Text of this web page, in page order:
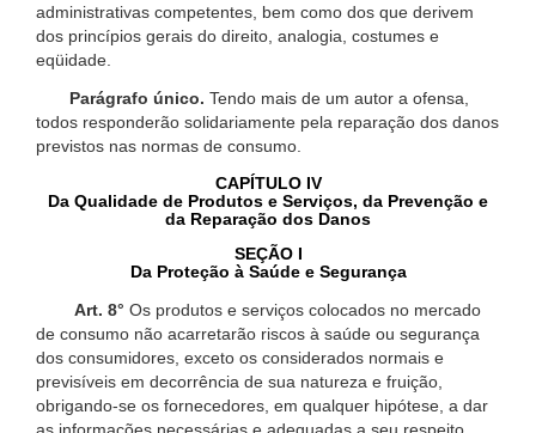
administrativas competentes, bem como dos que derivem
dos princípios gerais do direito, analogia, costumes e
eqüidade.
Parágrafo único. Tendo mais de um autor a ofensa,
todos responderão solidariamente pela reparação dos danos
previstos nas normas de consumo.
CAPÍTULO IV
Da Qualidade de Produtos e Serviços, da Prevenção e
da Reparação dos Danos
SEÇÃO I
Da Proteção à Saúde e Segurança
Art. 8° Os produtos e serviços colocados no mercado
de consumo não acarretarão riscos à saúde ou segurança
dos consumidores, exceto os considerados normais e
previsíveis em decorrência de sua natureza e fruição,
obrigando-se os fornecedores, em qualquer hipótese, a dar